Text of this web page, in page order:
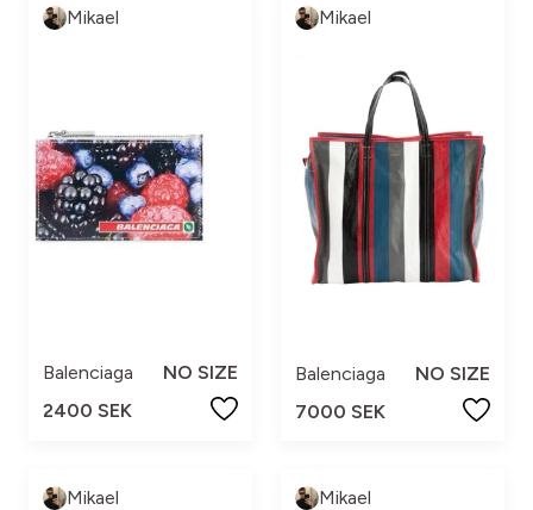
Mikael
Balenciaga
NO SIZE
2400 SEK
Mikael
Balenciaga
NO SIZE
7000 SEK
Mikael Mikael